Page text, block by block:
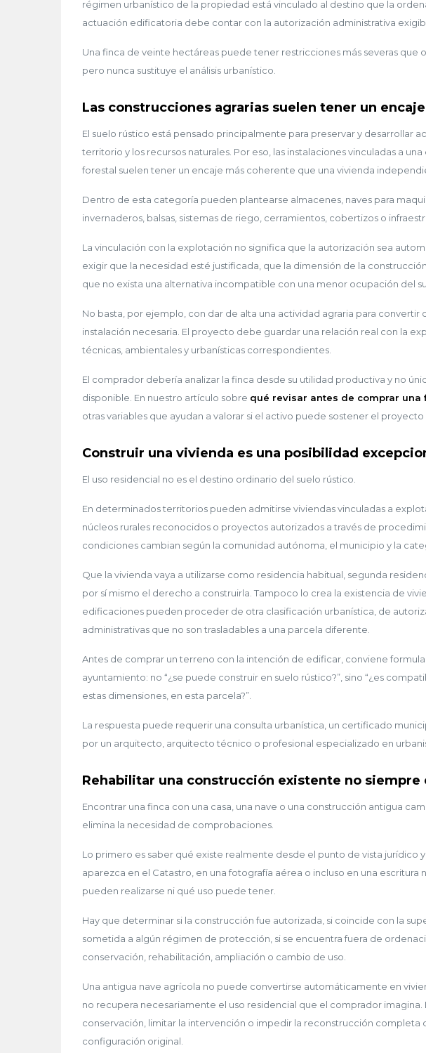
régimen urbanístico de la propiedad está vinculado al destino que la
actuación edificatoria debe contar con la autorización administrativa
Una finca de veinte hectáreas puede tener restricciones más severas que
pero nunca sustituye el análisis urbanístico.
Las construcciones agrarias suelen tener un encaje
El suelo rústico está pensado principalmente para preservar y desarrollar
territorio y los recursos naturales. Por eso, las instalaciones vinculadas a
forestal suelen tener un encaje más coherente que una vivienda
Dentro de esta categoría pueden plantearse almacenes, naves para
invernaderos, balsas, sistemas de riego, cerramientos, cobertizos o
La vinculación con la explotación no significa que la autorización sea
exigir que la necesidad esté justificada, que la dimensión de la
que no exista una alternativa incompatible con una menor ocupación del
No basta, por ejemplo, con dar de alta una actividad agraria para convertir
instalación necesaria. El proyecto debe guardar una relación real con la
técnicas, ambientales y urbanísticas correspondientes.
El comprador debería analizar la finca desde su utilidad productiva y no
disponible. En nuestro artículo sobre qué revisar antes de comprar una
otras variables que ayudan a valorar si el activo puede sostener el
Construir una vivienda es una posibilidad
El uso residencial no es el destino ordinario del suelo rústico.
En determinados territorios pueden admitirse viviendas vinculadas a
núcleos rurales reconocidos o proyectos autorizados a través de
condiciones cambian según la comunidad autónoma, el municipio y la
Que la vivienda vaya a utilizarse como residencia habitual, segunda
por sí mismo el derecho a construirla. Tampoco lo crea la existencia de
edificaciones pueden proceder de otra clasificación urbanística, de
administrativas que no son trasladables a una parcela diferente.
Antes de comprar un terreno con la intención de edificar, conviene
ayuntamiento: no “¿se puede construir en suelo rústico?”, sino “¿es
estas dimensiones, en esta parcela?”.
La respuesta puede requerir una consulta urbanística, un certificado
por un arquitecto, arquitecto técnico o profesional especializado en
Rehabilitar una construcción existente no siempre
Encontrar una finca con una casa, una nave o una construcción antigua
elimina la necesidad de comprobaciones.
Lo primero es saber qué existe realmente desde el punto de vista jurídico
aparezca en el Catastro, en una fotografía aérea o incluso en una escritura
pueden realizarse ni qué uso puede tener.
Hay que determinar si la construcción fue autorizada, si coincide con la
sometida a algún régimen de protección, si se encuentra fuera de
conservación, rehabilitación, ampliación o cambio de uso.
Una antigua nave agrícola no puede convertirse automáticamente en
no recupera necesariamente el uso residencial que el comprador
conservación, limitar la intervención o impedir la reconstrucción completa
configuración original.